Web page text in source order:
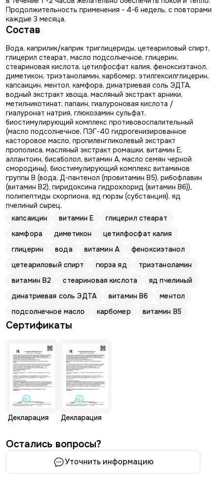
Продолжительность применения - 4-6 недель, с повторами
каждые 3 месяца.
Состав
Вода, каприлик/каприк триглицериды, цетеариловый спирт,
глицерил стеарат, масло подсолнечное, глицерин,
стеариновая кислота, цетилфосфат калия, феноксиэтанол,
диметикон, триэтаноламин, карбомер, этилгексилглицерин,
капсаицин, ментол, камфора, динатриевая соль ЭДТА,
водный экстракт хвоща, масляный экстракт арники,
метилникотинат, папаин, гиалуроновая кислота /
гиалуронат натрия, глюкозамин сульфат,
биостимулирующий комплекс противовоспалительный
(масло подсолнечное, ПЭГ-40 гидрогенизированное
касторовое масло, пропиленгликолевый экстракт
прополиса, масляный экстракт ромашки, витамин Е,
аллантоин, бисаболол, витамин А, масло семян черной
смородины), биостимулирующий комплекс витаминов
группы В (вода, Д-пантенол (провитамин В5), рибофлавин
(витамин В2), пиридоксина гидрохлорид (витамин В6)),
полипептиды скорпиона, яд гюрзы (субстанция), яд
пчелиный сырец.
капсаицин
витамин E
глицерил стеарат
камфора
диметикон
цетилфосфат калия
глицерин
вода витамин А
феноксиэтанол
цетеариловый спирт
гюрза яд
триэтаноламин
витамин В2
стеариновая кислота
яд пчелиный
динатриевая соль ЭДТА
витамин В6
ментол
подсолнечное масло
карбомер витамин В5
Сертификаты
Декларация Декларация
Остались вопросы?
Уточнить информацию